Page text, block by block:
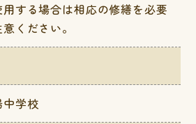
する場合は相応の修繕を必要
ください。
学校